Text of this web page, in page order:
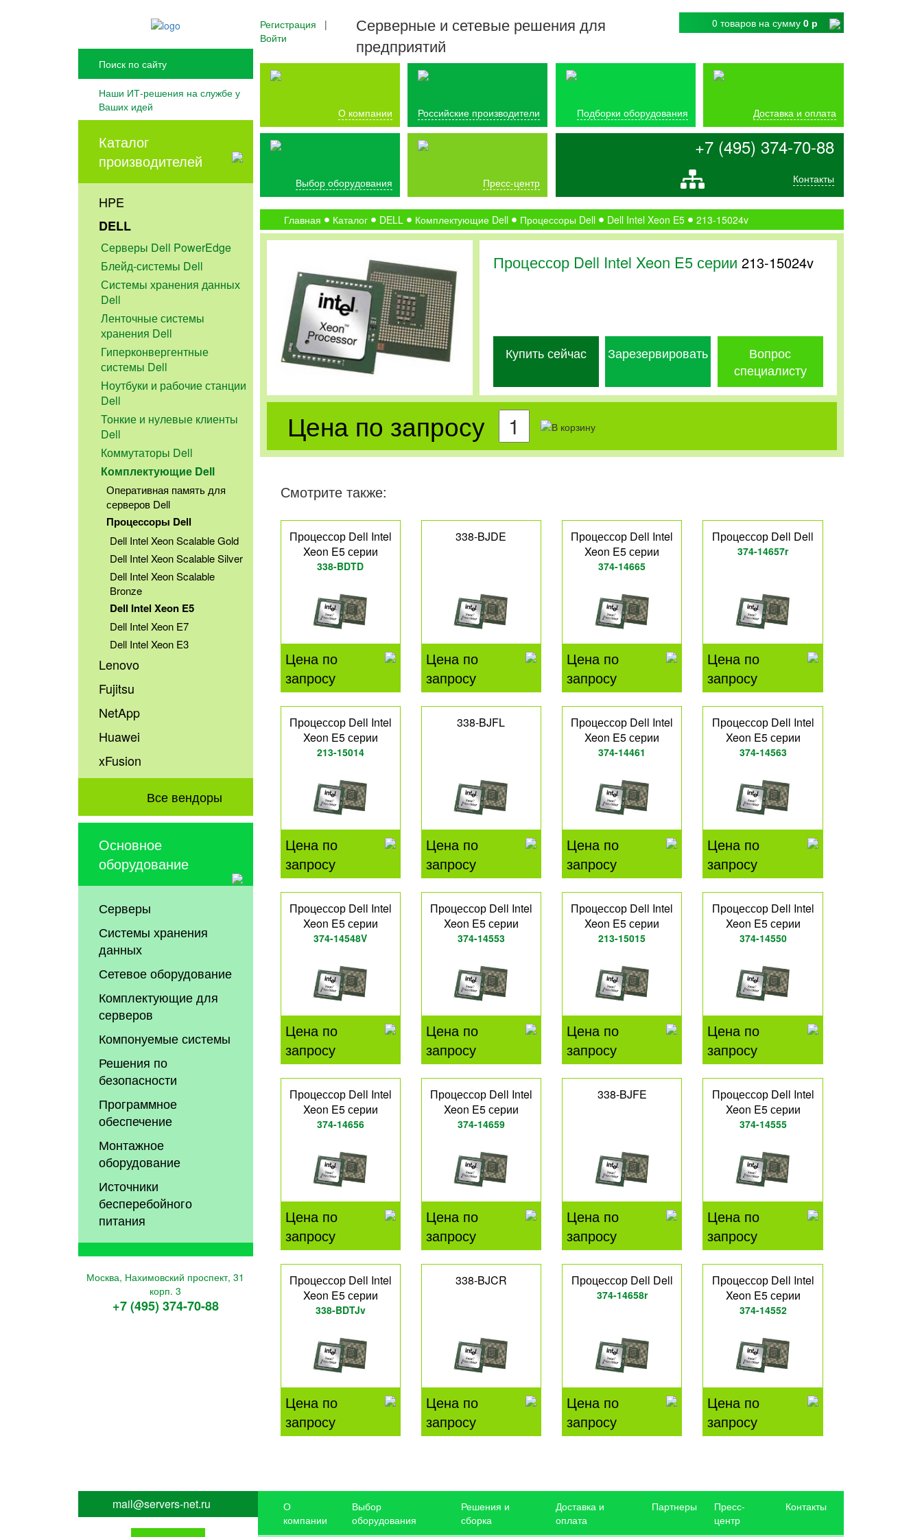
Наши ИТ-решения на службе у
Ваших идей
Каталог
производителей
HPE
DELL
Серверы Dell PowerEdge
Блейд-системы Dell
Системы хранения данных
Dell
Ленточные системы
хранения Dell
Гиперконвергентные
системы Dell
Ноутбуки и рабочие станции
Dell
Тонкие и нулевые клиенты
Dell
Коммутаторы Dell
Комплектующие Dell
Оперативная память для
серверов Dell
Процессоры Dell
Dell Intel Xeon Scalable Gold
Dell Intel Xeon Scalable Silver
Dell Intel Xeon Scalable
Bronze
Dell Intel Xeon E5
Dell Intel Xeon E7
Dell Intel Xeon E3
Lenovo
Fujitsu
NetApp
Huawei
xFusion
Все вендоры
Основное
оборудование
Серверы
Системы хранения
данных
Сетевое оборудование
Комплектующие для
серверов
Компонуемые системы
Решения по
безопасности
Программное
обеспечение
Монтажное
оборудование
Источники
бесперебойного
питания
Москва, Нахимовский проспект, 31
корп. 3
+7 (495) 374-70-88
Регистрация |
Войти
Серверные и сетевые решения для
предприятий
0 товаров на сумму 0 р
О компании Российские производители Подборки оборудования Доставка и оплата
Выбор оборудования Пресс-центр
+7 (495) 374-70-88
Контакты
Главная Каталог DELL Комплектующие Dell Процессоры Dell Dell Intel Xeon E5 213-15024v
Процессор Dell Intel Xeon E5 серии 213-15024v
Купить сейчас Зарезервировать
Вопрос
специалисту
Цена по запросу
Смотрите также:
Процессор Dell Intel
Xeon E5 серии
338-BDTD
Цена по
запросу
338-BJDE
Цена по
запросу
Процессор Dell Intel
Xeon E5 серии
374-14665
Цена по
запросу
Процессор Dell Dell
374-14657r
Цена по
запросу
Процессор Dell Intel
Xeon E5 серии
213-15014
Цена по
запросу
338-BJFL
Цена по
запросу
Процессор Dell Intel
Xeon E5 серии
374-14461
Цена по
запросу
Процессор Dell Intel
Xeon E5 серии
374-14563
Цена по
запросу
Процессор Dell Intel
Xeon E5 серии
374-14548V
Цена по
запросу
Процессор Dell Intel
Xeon E5 серии
374-14553
Цена по
запросу
Процессор Dell Intel
Xeon E5 серии
213-15015
Цена по
запросу
Процессор Dell Intel
Xeon E5 серии
374-14550
Цена по
запросу
Процессор Dell Intel
Xeon E5 серии
374-14656
Цена по
запросу
Процессор Dell Intel
Xeon E5 серии
374-14659
Цена по
запросу
338-BJFE
Цена по
запросу
Процессор Dell Intel
Xeon E5 серии
374-14555
Цена по
запросу
Процессор Dell Intel
Xeon E5 серии
338-BDTJv
Цена по
запросу
338-BJCR
Цена по
запросу
Процессор Dell Dell
374-14658r
Цена по
запросу
Процессор Dell Intel
Xeon E5 серии
374-14552
Цена по
запросу
mail@servers-net.ru
О
компании
Выбор
оборудования
Решения и
сборка
Доставка и
оплата
Партнеры
Пресс-
центр
Контакты